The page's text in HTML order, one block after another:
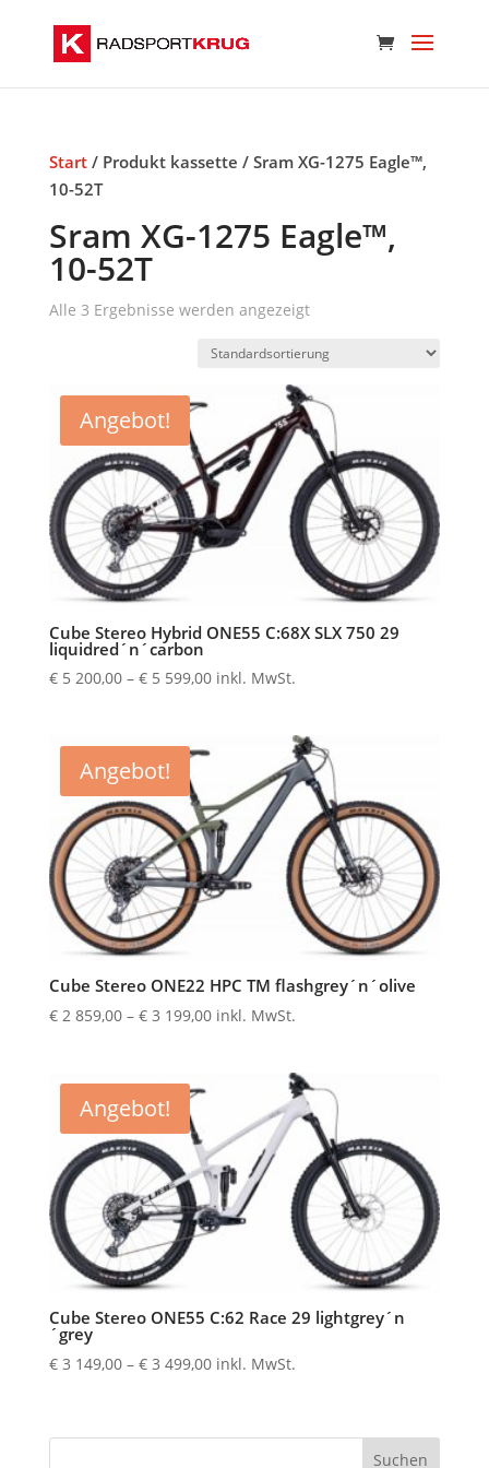
Start/ Produkt kassette / Sram XG-1275 Eagle™,
10-52T
Sram XG-1275 Eagle™,
10-52T
Alle 3 Ergebnisse werden angezeigt
Angebot!
Cube Stereo Hybrid ONE55 C:68X SLX 750 29
liquidred´n´carbon
€5 200,00 – €5 599,00Preisspanne:
bis
599,00
inkl. MwSt.
Angebot!
Cube Stereo ONE22 HPC TM flashgrey´n´olive
€2 859,00 – €3 199,00Preisspanne:
199,00
inkl. MwSt.
Angebot!
Cube Stereo ONE55 C:62 Race 29 lightgrey´n
´grey
€3 149,00 – €3 499,00Preisspanne:
bis
inkl. MwSt.
Suchen